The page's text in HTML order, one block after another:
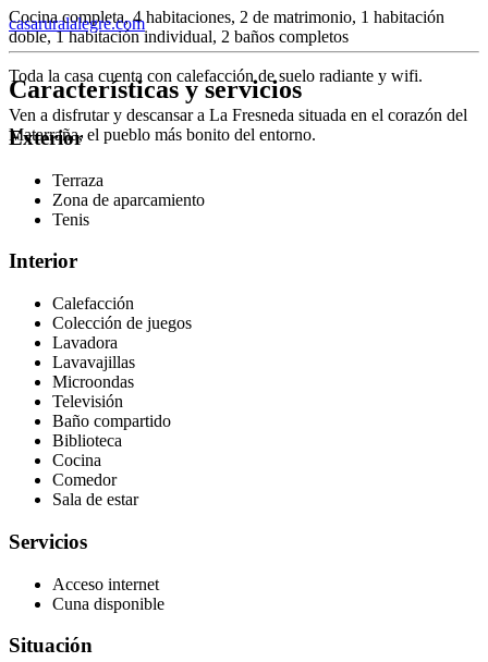
Cocina completa, 4 habitaciones, 2 de matrimonio, 1 habitación
doble, 1 habitación individual, 2 baños completos
Toda la casa cuenta con calefacción de suelo radiante y wifi.
Ven a disfrutar y descansar a La Fresneda situada en el corazón del
Matarraña, el pueblo más bonito del entorno.
casaruralalegre.com
Características y servicios
Exterior
Terraza
Zona de aparcamiento
Tenis
Interior
Calefacción
Colección de juegos
Lavadora
Lavavajillas
Microondas
Televisión
Baño compartido
Biblioteca
Cocina
Comedor
Sala de estar
Servicios
Acceso internet
Cuna disponible
Situación